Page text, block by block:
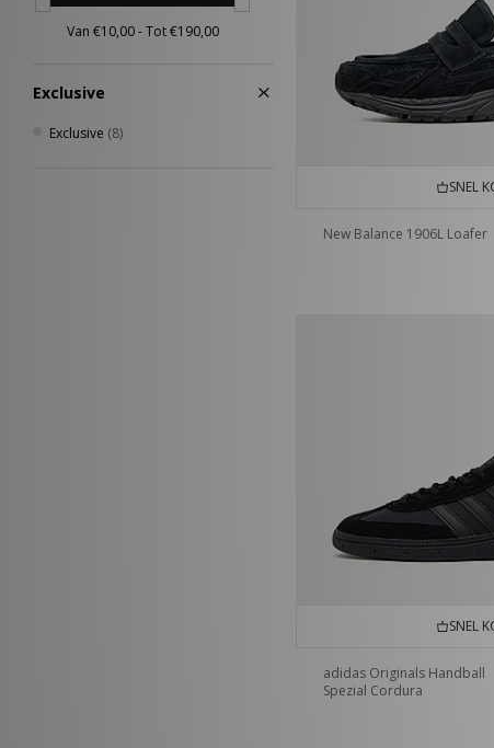
Zilver(1)
Exclusive
Exclusive (8)
SNEL
New Balance 1906L Loafer
SNEL
adidas Originals Handball
Spezial Cordura